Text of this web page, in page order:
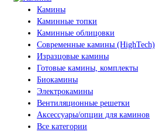
Камины
Каминные топки
Каминные облицовки
Современные камины (HighTech)
Изразцовые камины
Готовые камины, комплекты
Биокамины
Электрокамины
Вентиляционные решетки
Аксессуары/опции для каминов
Все категории